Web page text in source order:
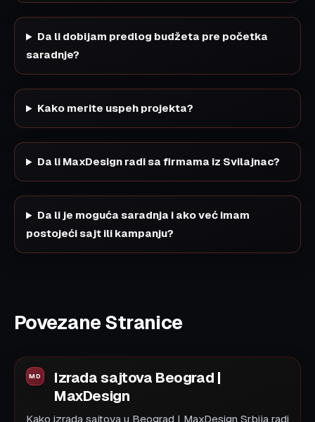
Da li dobijam predlog budžeta pre početka
saradnje?
Kako merite uspeh projekta?
Da li MaxDesign radi sa firmama iz Svilajnac?
Da li je moguća saradnja i ako već imam
postojeći sajt ili kampanju?
Povezane Stranice
Izrada sajtova Beograd |
MaxDesign